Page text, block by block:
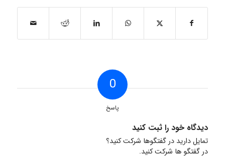
0
پاسخ
دیدگاه خود را ثبت کنید
تمایل دارید در گفتگوها شرکت کنید؟
در گفتگو ها شرکت کنید.